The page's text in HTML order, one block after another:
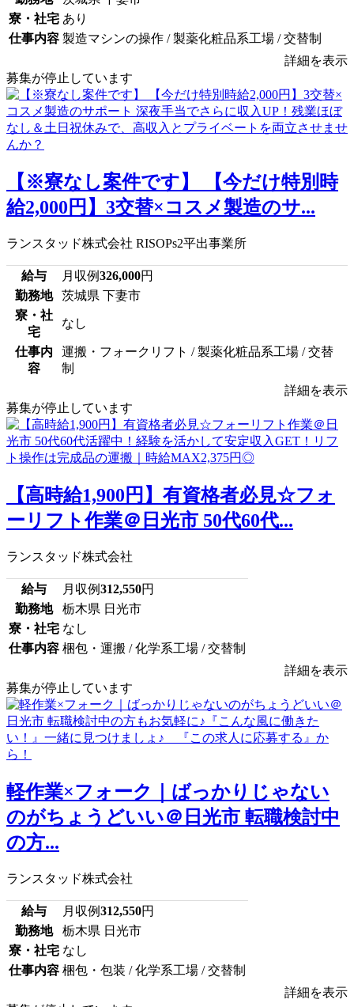
寮・社宅 あり
仕事内容 製造マシンの操作 / 製薬化粧品系工場 / 交替制
詳細を表示
募集が停止しています
【※寮なし案件です】 【今だけ特別時
給2,000円】3交替×コスメ製造のサ...
ランスタッド株式会社 RISOPs2平出事業所
給与 月収例326,000円
勤務地
茨城県 下妻市
寮・社
宅
なし
仕事内
容
運搬・フォークリフト / 製薬化粧品系工場 / 交替
制
詳細を表示
募集が停止しています
【高時給1,900円】有資格者必見☆フォ
ーリフト作業＠日光市 50代60代...
ランスタッド株式会社
給与 月収例312,550円
勤務地
栃木県 日光市
寮・社宅 なし
仕事内容 梱包・運搬 / 化学系工場 / 交替制
詳細を表示
募集が停止しています
軽作業×フォーク｜ばっかりじゃない
のがちょうどいい＠日光市 転職検討中
の方...
ランスタッド株式会社
給与 月収例312,550円
勤務地
栃木県 日光市
寮・社宅 なし
仕事内容 梱包・包装 / 化学系工場 / 交替制
詳細を表示